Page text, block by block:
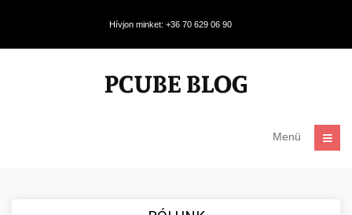
Hívjon minket: +36 70 629 06 90
Menü